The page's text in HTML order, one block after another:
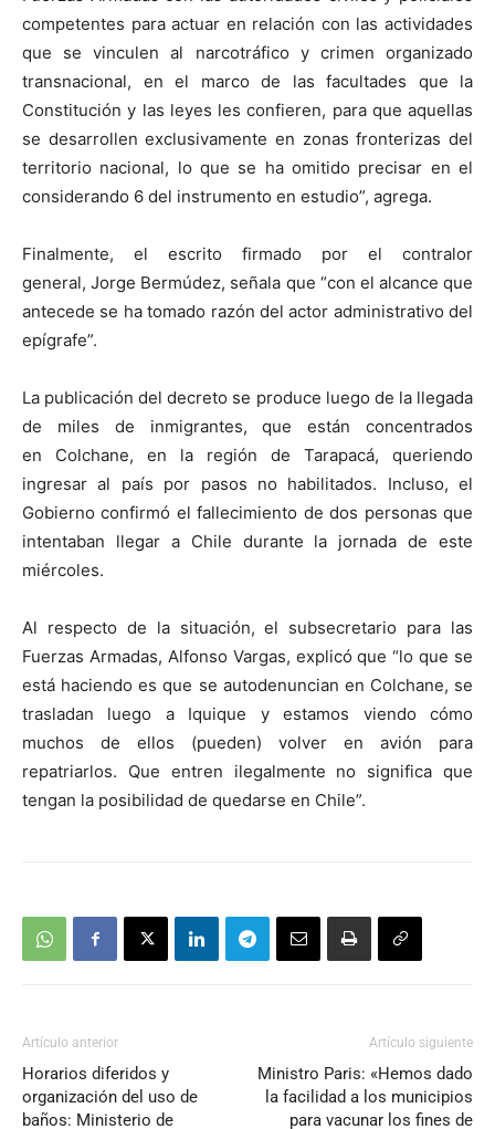
competentes para actuar en relación con las actividades
que se vinculen al
narcotráfico y crimen organizado
transnacional, en el marco de las facultades que la
Constitución y las leyes les confieren, para que aquellas
se desarrollen exclusivamente en zonas fronterizas del
territorio nacional, lo que se ha omitido precisar en el
considerando 6 del instrumento en estudio”, agrega.
Finalmente, el escrito firmado por el contralor
general, Jorge Bermúdez, señala que “con el alcance que
antecede se ha tomado razón del actor administrativo del
epígrafe”.
La publicación del decreto se produce luego de la llegada
de miles de inmigrantes, que están concentrados
en
Colchane, en la región de Tarapacá, queriendo
ingresar al país por pasos no habilitados. Incluso, el
Gobierno confirmó el fallecimiento de dos personas que
intentaban llegar a Chile durante la jornada de este
miércoles.
Al respecto de la situación, el subsecretario para las
Fuerzas Armadas, Alfonso Vargas, explicó que “lo que se
está haciendo es que se autodenuncian en Colchane, se
trasladan luego a Iquique
y estamos viendo cómo
muchos de ellos (pueden) volver en avión para
repatriarlos. Que entren ilegalmente no significa que
tengan la posibilidad de quedarse en Chile”.
Artículo anterior
Horarios diferidos y
organización del uso de
baños: Ministerio de
Artículo siguiente
Ministro Paris: «Hemos dado
la facilidad a los municipios
para vacunar los fines de